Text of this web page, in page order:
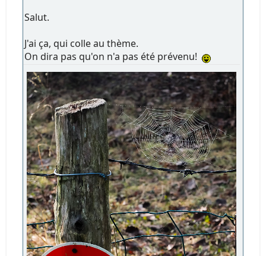
Salut.
J'ai ça, qui colle au thème.
On dira pas qu'on n'a pas été prévenu!